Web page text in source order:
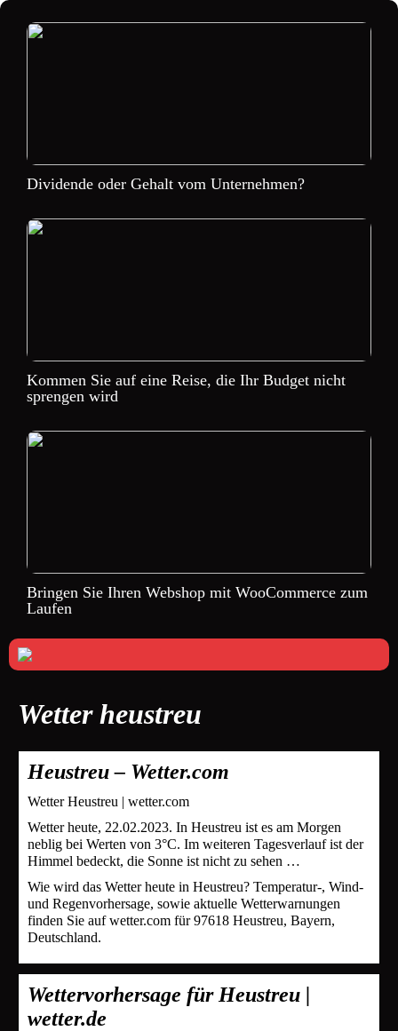
Dividende oder Gehalt vom Unternehmen?
Kommen Sie auf eine Reise, die Ihr Budget nicht
sprengen wird
Bringen Sie Ihren Webshop mit WooCommerce zum
Laufen
Wetter heustreu
Heustreu – Wetter.com
Wetter Heustreu | wetter.com
Wetter heute, 22.02.2023. In Heustreu ist es am Morgen
neblig bei Werten von 3°C. Im weiteren Tagesverlauf ist der
Himmel bedeckt, die Sonne ist nicht zu sehen …
Wie wird das Wetter heute in Heustreu? Temperatur-, Wind-
und Regenvorhersage, sowie aktuelle Wetterwarnungen
finden Sie auf wetter.com für 97618 Heustreu, Bayern,
Deutschland.
Wettervorhersage für Heustreu |
wetter.de